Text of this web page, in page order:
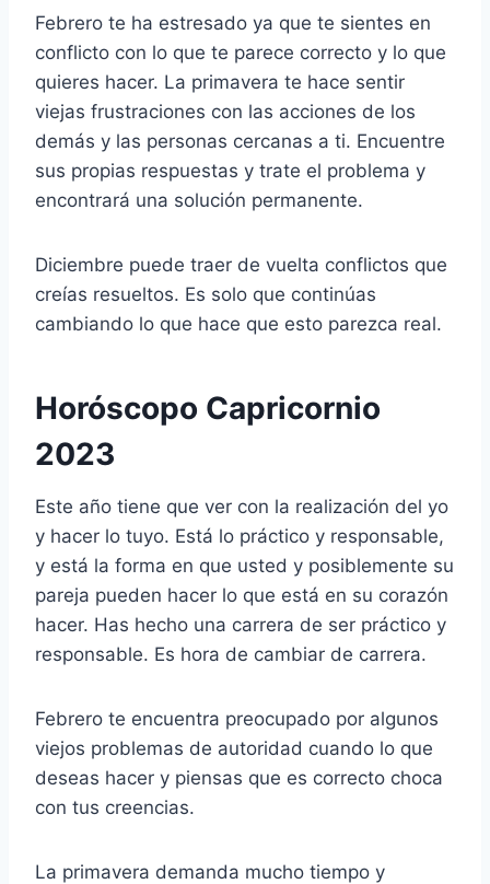
Febrero te ha estresado ya que te sientes en
conflicto con lo que te parece correcto y lo que
quieres hacer. La primavera te hace sentir
viejas frustraciones con las acciones de los
demás y las personas cercanas a ti. Encuentre
sus propias respuestas y trate el problema y
encontrará una solución permanente.
Diciembre puede traer de vuelta conflictos que
creías resueltos. Es solo que continúas
cambiando lo que hace que esto parezca real.
Horóscopo Capricornio
2023
Este año tiene que ver con la realización del yo
y hacer lo tuyo. Está lo práctico y responsable,
y está la forma en que usted y posiblemente su
pareja pueden hacer lo que está en su corazón
hacer. Has hecho una carrera de ser práctico y
responsable. Es hora de cambiar de carrera.
Febrero te encuentra preocupado por algunos
viejos problemas de autoridad cuando lo que
deseas hacer y piensas que es correcto choca
con tus creencias.
La primavera demanda mucho tiempo y